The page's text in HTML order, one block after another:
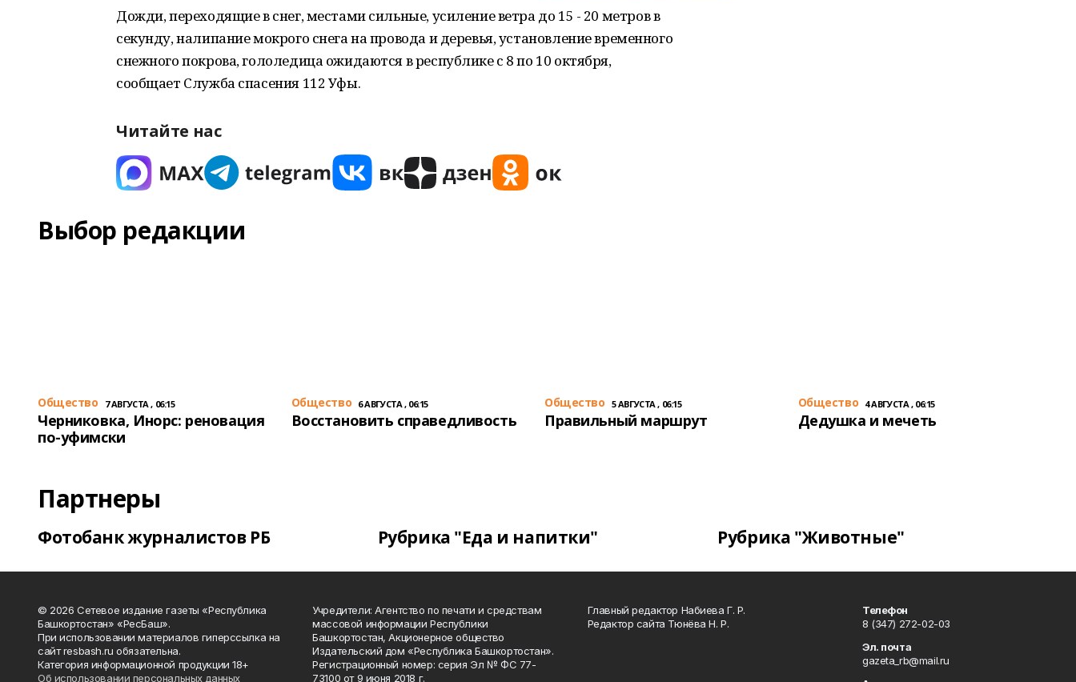
Дожди, переходящие в снег, местами сильные, усиление ветра до 15 - 20 метров в
секунду, налипание мокрого снега на провода и деревья, установление временного
снежного покрова, гололедица ожидаются в республике с 8 по 10 октября,
сообщает Служба спасения 112 Уфы.
Читайте нас
Выбор редакции
Общество 7 АВГУСТА , 06:15
Черниковка, Инорс: реновация
по-уфимски
Общество 6 АВГУСТА , 06:15
Восстановить справедливость
Общество 5 АВГУСТА , 06:15
Правильный маршрут
Общество 4 АВГУСТА , 06:15
Дедушка и мечеть
Партнеры
Фотобанк журналистов РБ Рубрика "Еда и напитки" Рубрика "Животные"
© 2026 Сетевое издание газеты «Республика
Башкортостан» «РесБаш».
При использовании материалов гиперссылка на
сайт resbash.ru обязательна.
Категория информационной продукции 18+
Об использовании персональных данных
Учредители: Агентство по печати и средствам
массовой информации Республики
Башкортостан, Акционерное общество
Издательский дом «Республика Башкортостан».
Регистрационный номер: серия Эл № ФС 77-
73100 от 9 июня 2018 г.
Главный редактор Набиева Г. Р.
Редактор сайта Тюнёва Н. Р.
Телефон
8 (347) 272-02-03
Эл. почта
gazeta_rb@mail.ru